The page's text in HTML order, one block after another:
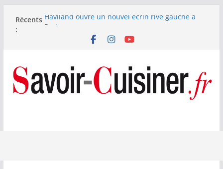
Récents
:
Haviland ouvre un nouvel écrin rive gauche à
Nous avons testé le four à pizza électrique
Little Ice 700 W
Fête des Pères : le digestif se fait gourmand avec
Laphroaig et Arnaud Larher
Catawiki met aux enchères un whisky japonais